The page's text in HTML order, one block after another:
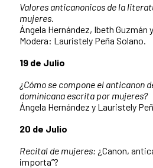
Valores anticanonicos de la
mujeres.
Ángela Hernández, Ibeth Guzmán
Modera: Lauristely Peña Solano.
19 de Julio
¿Cómo se compone el anticanon
dominicana escrita por mujeres?
Ángela Hernández y Lauristely
20 de Julio
Recital de mujeres: ¿Canon,
importa”?